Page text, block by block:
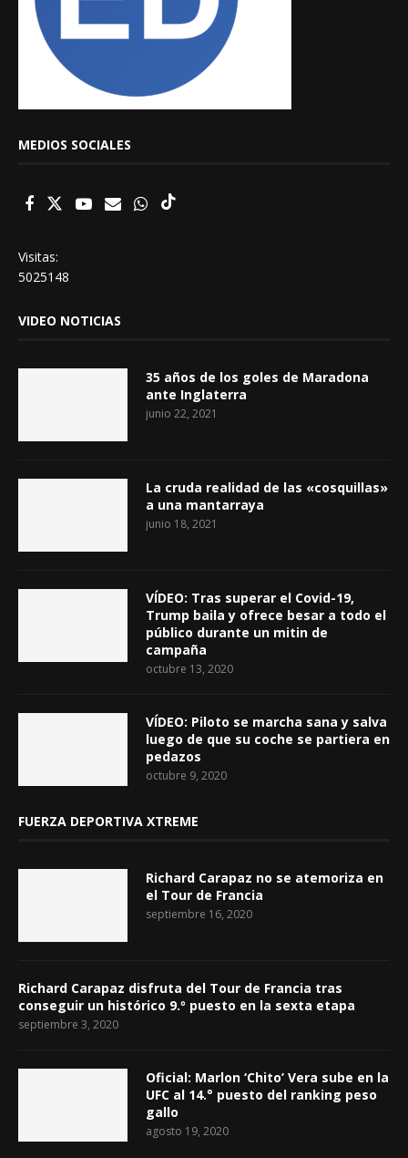
MEDIOS SOCIALES
Visitas:
5025148
VIDEO NOTICIAS
35 años de los goles de Maradona
ante Inglaterra
junio 22, 2021
La cruda realidad de las «cosquillas»
a una mantarraya
junio 18, 2021
VÍDEO: Tras superar el Covid-19,
Trump baila y ofrece besar a todo el
público durante un mitin de
campaña
octubre 13, 2020
VÍDEO: Piloto se marcha sana y salva
luego de que su coche se partiera en
pedazos
octubre 9, 2020
FUERZA DEPORTIVA XTREME
Richard Carapaz no se atemoriza en
el Tour de Francia
septiembre 16, 2020
Richard Carapaz disfruta del Tour de Francia tras
conseguir un histórico 9.º puesto en la sexta etapa
septiembre 3, 2020
Oficial: Marlon ‘Chito’ Vera sube en la
UFC al 14.° puesto del ranking peso
gallo
agosto 19, 2020